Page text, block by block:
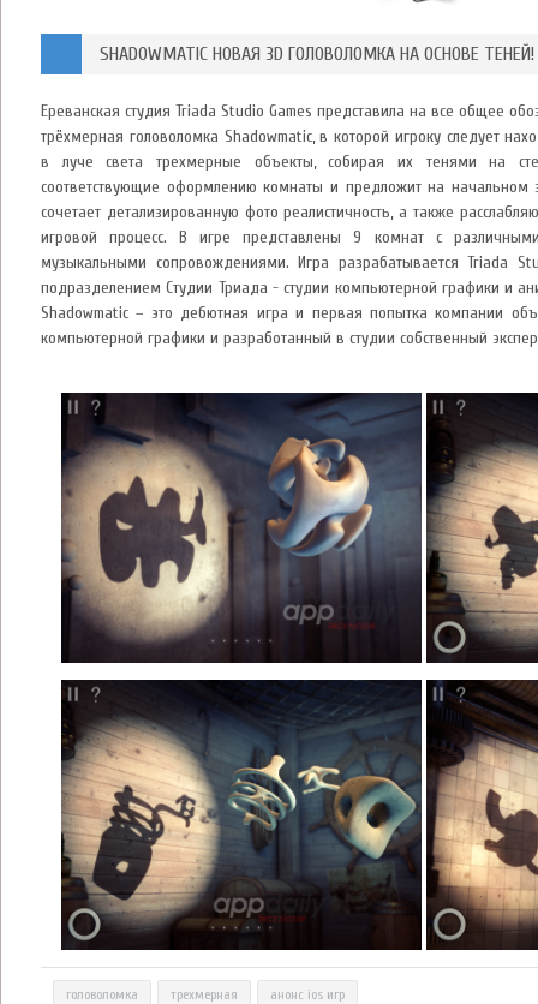
SHADOWMATIC НОВАЯ 3D ГОЛОВОЛОМКА НА ОСНОВЕ ТЕНЕЙ!
Ереванская студия Triada Studio Games представила на все общее
трёхмерная головоломка Shadowmatic, в которой игроку следует
в луче света трехмерные объекты, собирая их тенями на
соответствующие оформлению комнаты и предложит на начальном
сочетает детализированную фото реалистичность, а также
игровой процесс. В игре представлены 9 комнат с
музыкальными сопровождениями. Игра разрабатывается Triada
подразделением Студии Триада - студии компьютерной графики и
Shadowmatic – это дебютная игра и первая попытка компании
компьютерной графики и разработанный в студии собственный
головоломка трехмерная анонс ios игр